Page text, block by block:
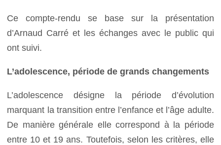
Ce compte-rendu se base sur la présentation
d’Arnaud Carré et les échanges avec le public qui
ont suivi.
L’adolescence, période de grands changements
L’adolescence désigne la période d’évolution
marquant la transition entre l’enfance et l’âge adulte.
De manière générale elle correspond à la période
entre 10 et 19 ans. Toutefois, selon les critères, elle